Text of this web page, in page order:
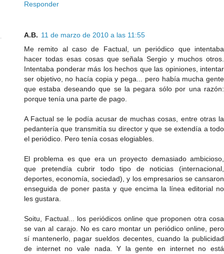
Responder
A.B. 11 de marzo de 2010 a las 11:55
Me remito al caso de Factual, un periódico que intentaba
hacer todas esas cosas que señala Sergio y muchos otros.
Intentaba ponderar más los hechos que las opiniones, intentar
ser objetivo, no hacía copia y pega... pero había mucha gente
que estaba deseando que se la pegara sólo por una razón:
porque tenía una parte de pago.
A Factual se le podía acusar de muchas cosas, entre otras la
pedantería que transmitía su director y que se extendía a todo
el periódico. Pero tenía cosas elogiables.
El problema es que era un proyecto demasiado ambicioso,
que pretendía cubrir todo tipo de noticias (internacional,
deportes, economía, sociedad), y los empresarios se cansaron
enseguida de poner pasta y que encima la línea editorial no
les gustara.
Soitu, Factual... los periódicos online que proponen otra cosa
se van al carajo. No es caro montar un periódico online, pero
sí mantenerlo, pagar sueldos decentes, cuando la publicidad
de internet no vale nada. Y la gente en internet no está